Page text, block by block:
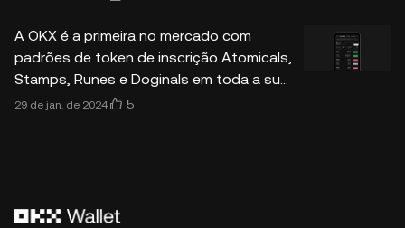
A OKX é a primeira no mercado com
padrões de token de inscrição Atomicals,
Stamps, Runes e Doginals em toda a sua
carteira Web3 e Mercado
29 de jan. de 2024 5